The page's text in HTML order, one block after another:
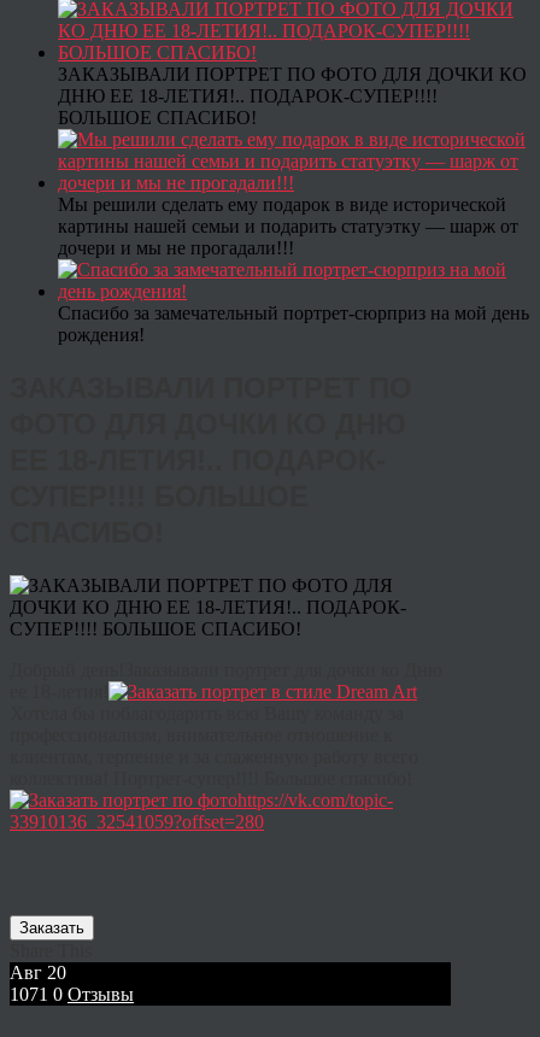
ЗАКАЗЫВАЛИ ПОРТРЕТ ПО ФОТО ДЛЯ ДОЧКИ КО
ДНЮ ЕЕ 18-ЛЕТИЯ!.. ПОДАРОК-СУПЕР!!!!
БОЛЬШОЕ СПАСИБО!
Мы решили сделать ему подарок в виде исторической
картины нашей семьи и подарить статуэтку — шарж от
дочери и мы не прогадали!!!
Спасибо за замечательный портрет-сюрприз на мой день
рождения!
https://vk.com/topic-
33910136_32541059?offset=280
Заказать
Авг 20
1071 0 Отзывы